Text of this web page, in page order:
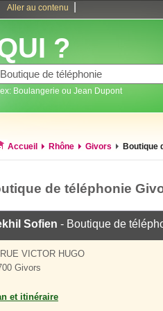
Aller au contenu
?
ex: Boulangerie ou Jean Dupont
Accueil Rhône Givors Boutique
de téléphonie
Sofien - Boutique de
VICTOR HUGO
Givors
et itinéraire